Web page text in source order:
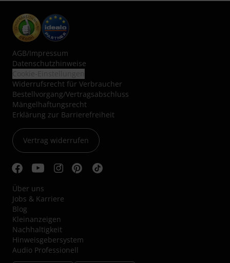
AGB/Impressum
Datenschutzhinweise
Widerrufsrecht für Verbraucher
Bestellvorgang/Vertragsabschluss
Mängelhaftungsrecht
Erklärung zur Barrierefreiheit
Vertrag widerrufen
Über uns
Jobs & Karriere
Blog
Kleinanzeigen
Nachhaltigkeit
Hinweisgebersystem
Audio Professionell